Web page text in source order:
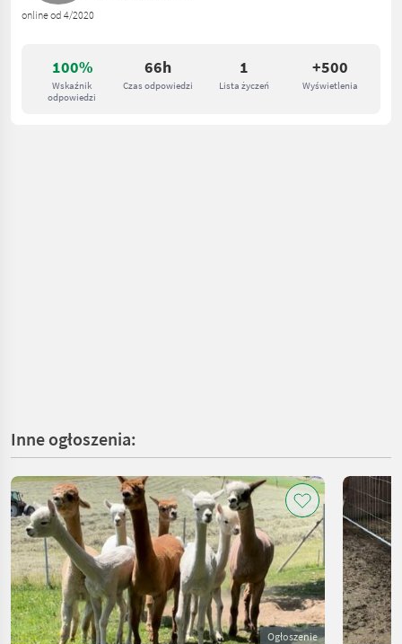
100%
Wskaźnik
odpowiedzi
66h
Czas odpowiedzi
1
Lista życzeń
+500
Wyświetlenia
online od 4/2020
Inne ogłoszenia:
Ogłoszenie